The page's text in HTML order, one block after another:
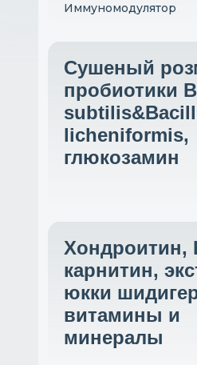
Иммуномодулятор
Сушеный
пробиотики
licheniformis,
глюкозамин
Хондроитин,
карнитин,
юкки
витамины и
минералы